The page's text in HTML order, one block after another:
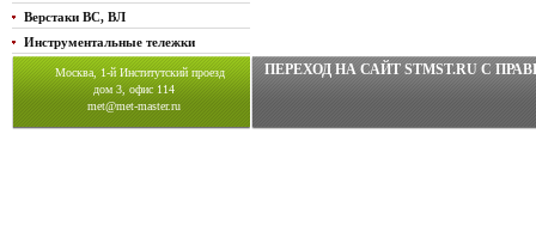
Верстаки ВС, ВЛ
Инструментальные тележки
Москва, 1-й Институтский проезд
дом 3, офис 114
met@met-master.ru
ПЕРЕХОД НА САЙТ STMST.RU C